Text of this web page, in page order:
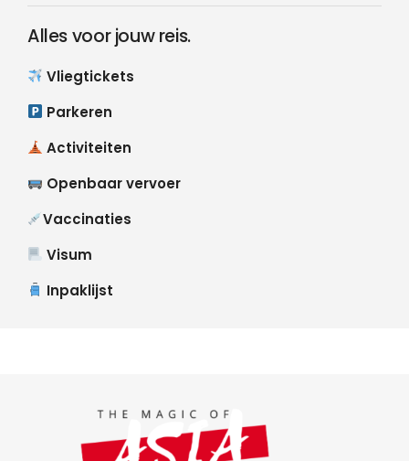
Alles voor jouw reis.
Vliegtickets
Parkeren
Activiteiten
Openbaar vervoer
Vaccinaties
Visum
Inpaklijst